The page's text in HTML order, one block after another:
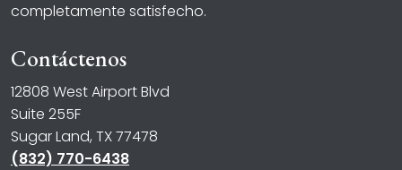
completamente satisfecho.
Contáctenos
12808 West Airport Blvd
Suite 255F
Sugar Land, TX 77478
(832) 770-6438